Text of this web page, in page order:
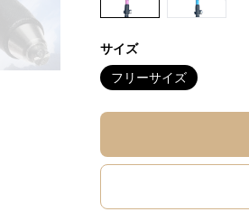
サイズ
フリーサイズ